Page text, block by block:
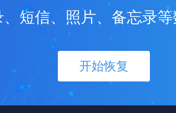
短信、照片、备忘录
开始恢复